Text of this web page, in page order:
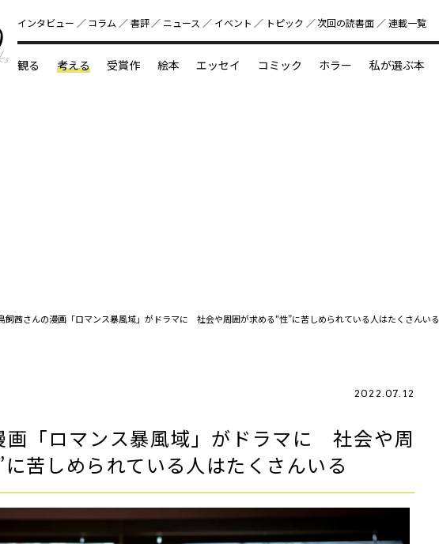
好書好日
インタビュー コラム 書評 ニュース イベント トピック 次回の読書⾯ 連載一覧
観る 考える 受賞作 絵本 エッセイ コミック ホラー 私が選ぶ本
飼茜さんの漫画「ロマンス暴風域」がドラマに 社会や周囲が求める“性”に苦しめられている人はたくさんいる
2022.07.12
画「ロマンス暴風域」がドラマに 社会や周
苦しめられている人はたくさんいる